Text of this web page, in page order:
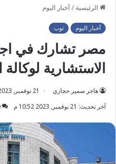
الرئيسية / أخبار اليوم
أخبار اليوم توب
مصر تشارك في
الاستشارية لوكالة
هاجر سمير حجازي
21 نوفمبر, 2023 10:51 م
آخر تحديث: 21 نوفمبر, 2023 10:52 م